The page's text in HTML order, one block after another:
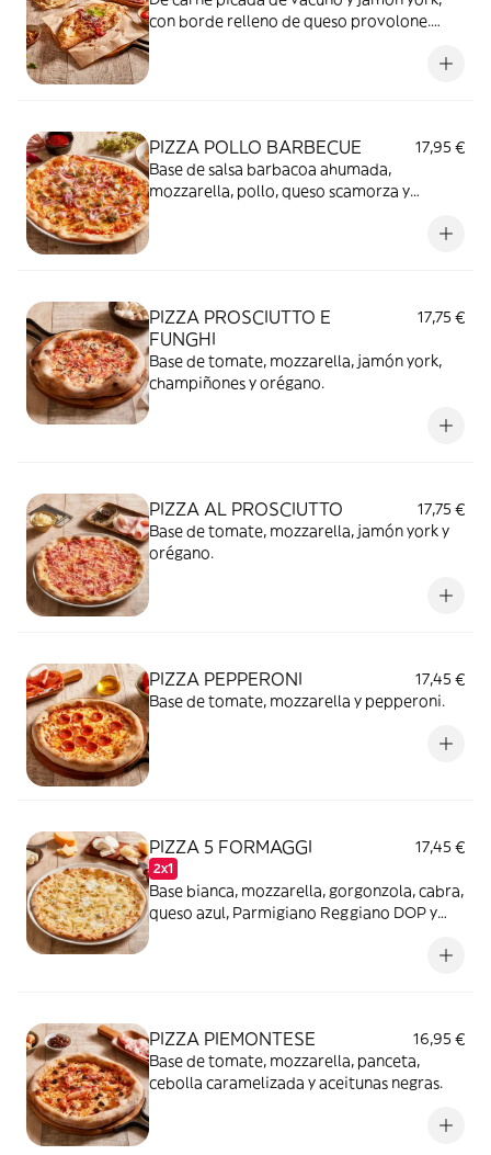
con borde relleno de queso provolone.
PIZZA POLLO BARBECUE
17,95 €
Base de salsa barbacoa ahumada,
mozzarella, pollo, queso scamorza y
PIZZA PROSCIUTTO E
FUNGHI
17,75 €
Base de tomate, mozzarella, jamón york,
champiñones y orégano.
PIZZA AL PROSCIUTTO
17,75 €
Base de tomate, mozzarella, jamón york y
orégano.
PIZZA PEPPERONI
17,45 €
Base de tomate, mozzarella y pepperoni.
PIZZA 5 FORMAGGI
2x1
17,45 €
Base bianca, mozzarella, gorgonzola, cabra,
queso azul, Parmigiano Reggiano DOP y
PIZZA PIEMONTESE
16,95 €
Base de tomate, mozzarella, panceta,
cebolla caramelizada y aceitunas negras.